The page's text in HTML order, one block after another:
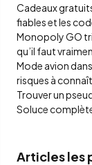
Cadeaux
fiables et les
Monopoly GO
qu’il faut
Mode avion
risques à
Trouver un
Soluce
Articles les